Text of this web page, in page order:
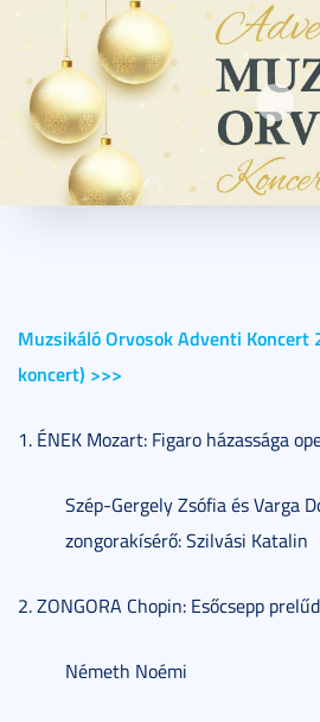
Muzsikáló Orvosok Adventi Koncert
koncert) >>>
1. ÉNEK Mozart: Figaro házassága
Szép-Gergely Zsófia és Varga
zongorakísérő: Szilvási Katalin
2. ZONGORA Chopin: Esőcsepp prelűd
Németh Noémi